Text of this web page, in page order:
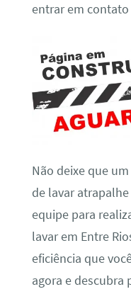
entrar em
Não deixe que
de lavar
equipe para
lavar em Entre
eficiência que
agora e descubra